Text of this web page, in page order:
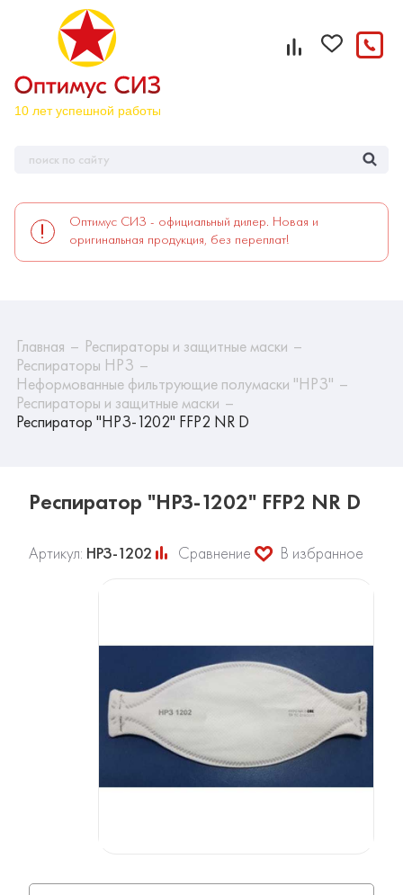
Оптимус СИЗ - официальный дилер. Новая и
оригинальная продукция, без переплат!
Главная
Респираторы и защитные маски
Респираторы НРЗ
Неформованные фильтрующие полумаски "НРЗ"
Респираторы и защитные маски
Респиратор "НРЗ-1202" FFP2 NR D
Респиратор "НРЗ-1202" FFP2 NR D
Артикул: НРЗ-1202 Сравнение В избранное